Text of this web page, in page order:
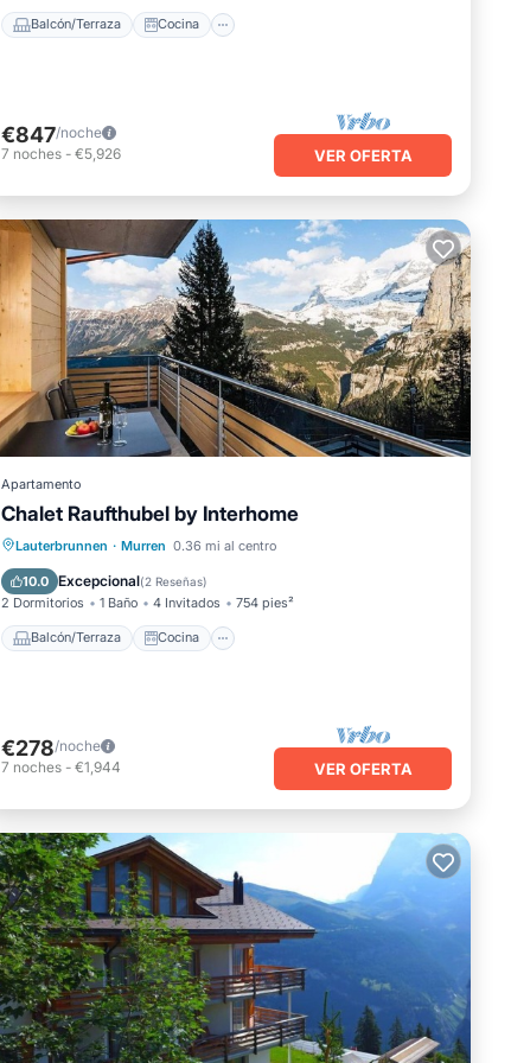
Balcón/Terraza Cocina
€847/noche
7 noches - €5,926 VER OFERTA
Apartamento
Chalet Raufthubel by Interhome
Lauterbrunnen · Murren 0.36 mi al centro
10.0 Excepcional(2 Reseñas)
2 Dormitorios 1 Baño 4 Invitados 754 pies²
Balcón/Terraza Cocina
Balcón/Terraza Cocina
Apto para niños
€278/noche
7 noches - €1,944 VER OFERTA